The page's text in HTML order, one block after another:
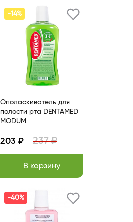
-14%
Ополаскиватель для
полости рта DENTAMED
MODUM
203 ₽ 237 ₽
В корзину
-40%